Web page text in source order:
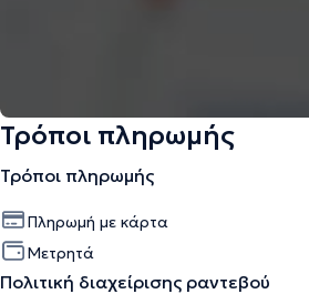
Τρόποι πληρωμής
Τρόποι πληρωμής
Πληρωμή με κάρτα
Μετρητά
Πολιτική διαχείρισης ραντεβού